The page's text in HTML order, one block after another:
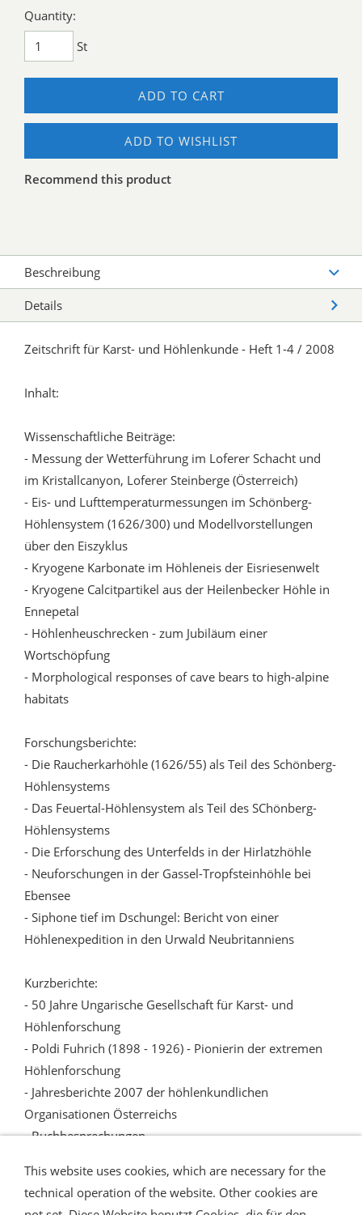
Quantity:
St
ADD TO CART
ADD TO WISHLIST
Recommend this product
Beschreibung
Details
Zeitschrift für Karst- und Höhlenkunde - Heft 1-4 / 2008
Inhalt:
Wissenschaftliche Beiträge:
- Messung der Wetterführung im Loferer Schacht und
im Kristallcanyon, Loferer Steinberge (Österreich)
- Eis- und Lufttemperaturmessungen im Schönberg-
Höhlensystem (1626/300) und Modellvorstellungen
über den Eiszyklus
- Kryogene Karbonate im Höhleneis der Eisriesenwelt
- Kryogene Calcitpartikel aus der Heilenbecker Höhle in
Ennepetal
- Höhlenheuschrecken - zum Jubiläum einer
Wortschöpfung
- Morphological responses of cave bears to high-alpine
habitats
Forschungsberichte:
- Die Raucherkarhöhle (1626/55) als Teil des Schönberg-
Höhlensystems
- Das Feuertal-Höhlensystem als Teil des SChönberg-
Höhlensystems
- Die Erforschung des Unterfelds in der Hirlatzhöhle
- Neuforschungen in der Gassel-Tropfsteinhöhle bei
Ebensee
- Siphone tief im Dschungel: Bericht von einer
Höhlenexpedition in den Urwald Neubritanniens
Kurzberichte:
- 50 Jahre Ungarische Gesellschaft für Karst- und
Höhlenforschung
- Poldi Fuhrich (1898 - 1926) - Pionierin der extremen
Höhlenforschung
- Jahresberichte 2007 der höhlenkundlichen
Organisationen Österreichs
- Buchbesprechungen
This website uses cookies, which are necessary for the
technical operation of the website. Other cookies are